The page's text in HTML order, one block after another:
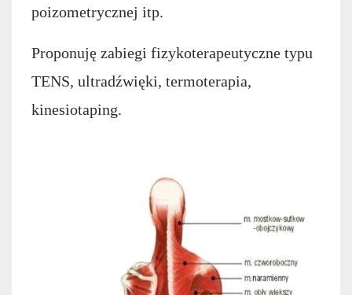
poizometrycznej itp.
Proponuję zabiegi fizykoterapeutyczne typu
TENS, ultradźwięki, termoterapia,
kinesiotaping.